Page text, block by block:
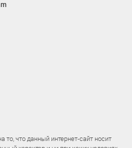
что данный интернет-сайт носит